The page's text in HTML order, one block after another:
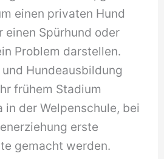
einen privaten Hund
einen Spürhund oder
Problem darstellen.
Hundeausbildung
frühem Stadium
der Welpenschule, bei
erste
gemacht werden.